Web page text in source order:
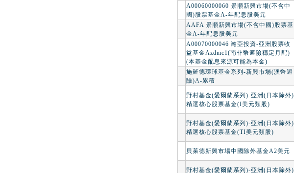
A00060000060 景順新興市場(不含中
國)股票基金A-年配息股美元
AAFA 景順新興市場(不含中國)股票基
金A-年配息股美元
A00070000046 瀚亞投資-亞洲股票收
益基金Azdmc1(南非幣避險穩定月配)
(本基金配息來源可能為本金)
施羅德環球基金系列-新興市場(澳幣避
險)A-累積
野村基金(愛爾蘭系列)-亞洲(日本除外)
精選核心股票基金(I美元類股)
野村基金(愛爾蘭系列)-亞洲(日本除外)
精選核心股票基金(TI美元類股)
貝萊德新興市場中國除外基金A2美元
野村基金(愛爾蘭系列)-亞洲(日本除外)